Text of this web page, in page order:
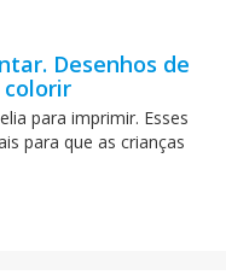
Desenhos de
colorir
para imprimir. Esses
para que as crianças